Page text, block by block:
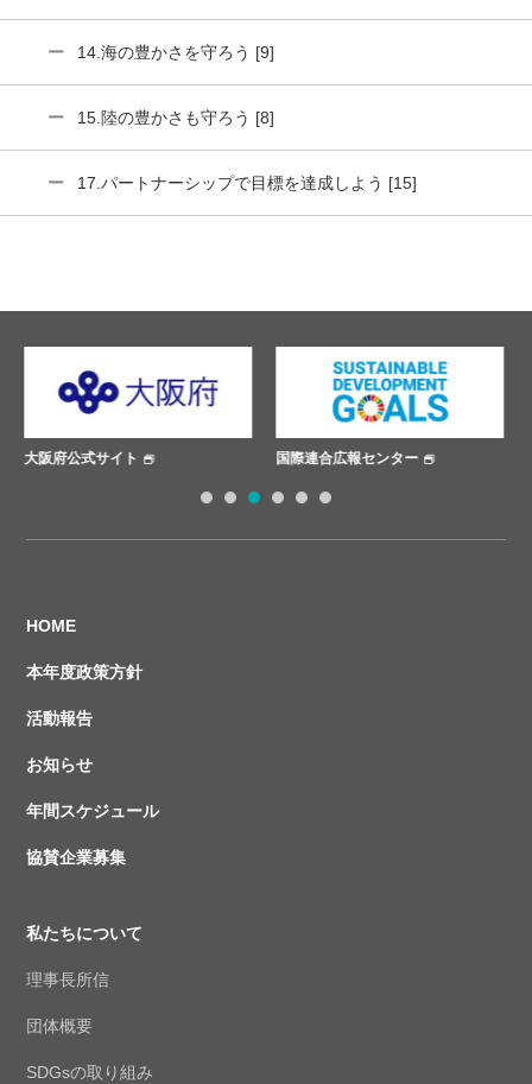
14.海の豊かさを守ろう [9]
15.陸の豊かさも守ろう [8]
17.パートナーシップで目標を達成しよう [15]
国際連合広報センター ささえあいプロジェクト
HOME
本年度政策方針
活動報告
お知らせ
年間スケジュール
協賛企業募集
私たちについて
理事長所信
団体概要
SDGsの取り組み